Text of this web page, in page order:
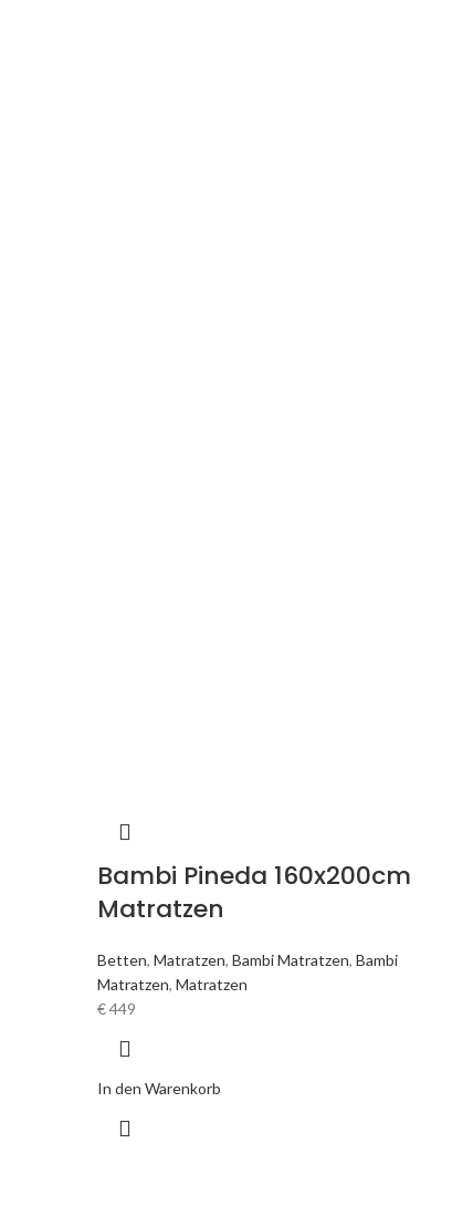
Bambi Pineda 160x200cm
Matratzen
Betten, Matratzen, Bambi Matratzen, Bambi
Matratzen, Matratzen
€449
In den Warenkorb